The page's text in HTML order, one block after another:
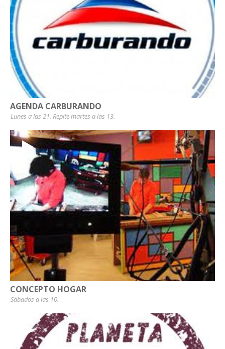
AGENDA CARBURANDO
Lunes a las 21. Repite martes a las 13.
CONCEPTO HOGAR
Sábados a las 10.